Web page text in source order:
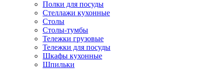
Полки для посуды
Стеллажи кухонные
Столы
Столы-тумбы
Тележки грузовые
Тележки для посуды
Шкафы кухонные
Шпильки